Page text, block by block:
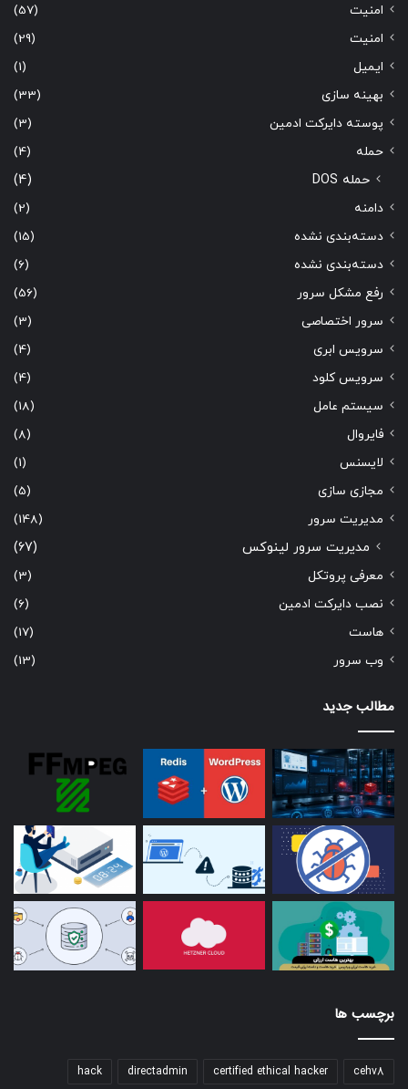
امنیت
(57)
امنیت
(29)
ایمیل
(1)
بهینه سازی
(33)
پوسته دایرکت ادمین
(3)
حمله
(4)
حمله DOS (4)
دامنه
(2)
دسته‌بندی نشده
(15)
دسته‌بندی نشده
(6)
رفع مشکل سرور
(56)
سرور اختصاصی
(3)
سرویس ابری
(4)
سرویس کلود
(4)
سیستم عامل
(18)
فایروال
(8)
لایسنس
(1)
مجازی سازی
(5)
مدیریت سرور
(148)
مدیریت سرور لینوکس (67)
معرفی پروتکل
(3)
نصب دایرکت ادمین
(6)
هاست
(17)
وب سرور
(13)
مطالب جدید
برچسب ها
cehv8
certified ethical hacker
directadmin
hack